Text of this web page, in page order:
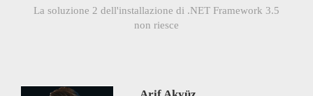
La soluzione 2 dell'installazione di .NET Framework 3.5
non riesce